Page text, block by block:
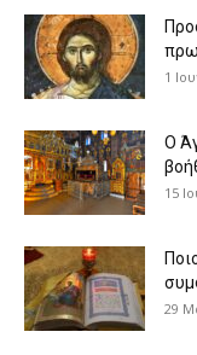
1
Ο
15
29